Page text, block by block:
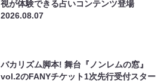
視が体験できる占いコンテンツ登場
2026.08.07
バカリズム脚本! 舞台『ノンレムの窓』
vol.2のFANYチケット1次先行受付スター